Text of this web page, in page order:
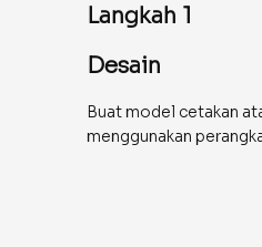
Langkah 1
Desain
Buat model cetakan
menggunakan